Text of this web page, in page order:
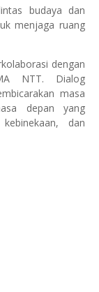
budaya dan
menjaga ruang
dengan
NTT. Dialog
masa
depan yang
dan